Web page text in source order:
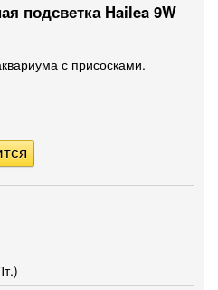
подсветка Hailea 9W
с присосками.